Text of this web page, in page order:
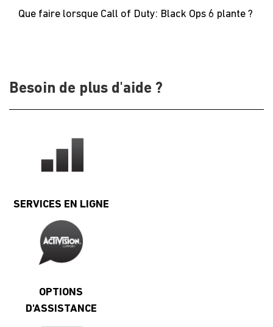
Que faire lorsque Call of Duty: Black Ops 6 plante ?
Besoin de plus d'aide ?
SERVICES EN LIGNE
OPTIONS
D'ASSISTANCE